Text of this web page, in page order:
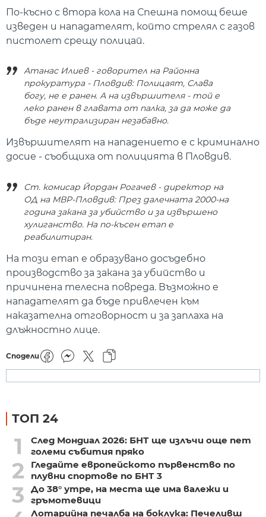
По-късно с втора кола на Спешна помощ беше
изведен и нападателят, който стрелял с газов
пистолет срещу полицай.
Атанас Илиев - говорител на Районна
прокуратура - Пловдив: Полицаят, Слава
богу, не е ранен. А на извършителя - той е
леко ранен в главата от палка, за да може да
бъде неутрализиран незабавно.
Извършителят на нападението е с криминално
досие - съобщиха от полицията в Пловдив.
Ст. комисар Йордан Рогачев - директор на
ОД на МВР-Пловдив: През далечната 2000-на
година закана за убийство и за извършено
хулиганство. На по-късен етап е
реабилитиран.
На този етап е образувано досъдебно
производство за закана за убийство и
причинена телесна повреда. Възможно е
нападателят да бъде привлечен към
наказателна отговорност и за заплаха на
длъжностно лице.
Сподели
ТОП 24
1
След Мондиал 2026: БНТ ще излъчи още пет
големи събития пряко
2
Гледайте европейското първенство по
плувни спортове по БНТ 3
3
До 38° утре, на места ще има валежи и
гръмотевици
Лотарийна печалба на боклука: Печеливш